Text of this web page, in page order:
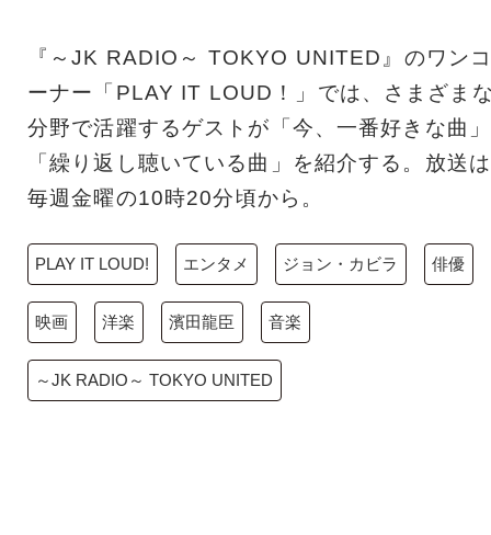
『～JK RADIO～ TOKYO UNITED』のワン
ーナー「PLAY IT LOUD！」では、さまざま
分野で活躍するゲストが「今、一番好きな曲」
「繰り返し聴いている曲」を紹介する。放送は
毎週金曜の10時20分頃から。
PLAY IT LOUD! エンタメ ジョン・カビラ 俳優
映画 洋楽 濱田龍臣 音楽
～JK RADIO～ TOKYO UNITED